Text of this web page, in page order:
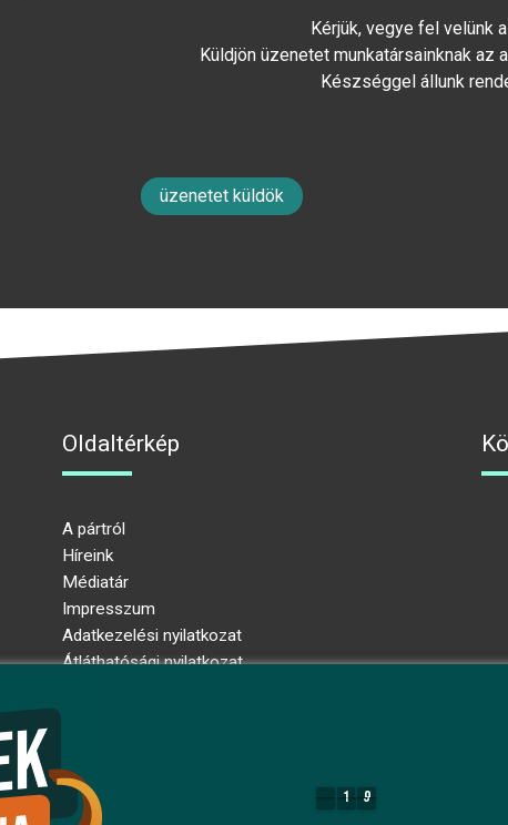
Kérjük, vegye fel velünk
Küldjön üzenetet munkatársainknak az
Készséggel állunk
üzenetet küldök
Oldaltérkép
A pártról
Híreink
Médiatár
Impresszum
Adatkezelési nyilatkozat
Átláthatósági nyilatkozat
11 9
7
9